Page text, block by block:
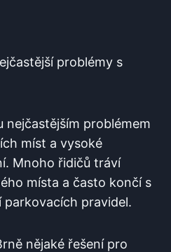
problémy s
nejčastějším problémem
míst a vysoké
Mnoho řidičů tráví
místa a často⁣ končí‍ s
parkovacích​ pravidel.
nějaké řešení pro